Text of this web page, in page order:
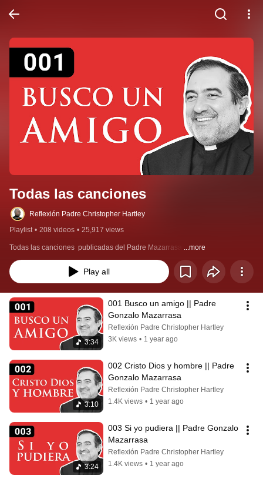
Todas las canciones
Reflexión Padre Christopher Hartley
Playlist • 208 videos • 25,917 views
Todas las canciones  publicadas del Padre Mazarrasa. ...more
Play all
3:34
001 Busco un amigo || Padre
Gonzalo Mazarrasa
Reflexión Padre Christopher Hartley
3K views • 1 year ago
3:10
002 Cristo Dios y hombre || Padre
Gonzalo Mazarrasa
Reflexión Padre Christopher Hartley
1.4K views • 1 year ago
3:24
003 Si yo pudiera || Padre Gonzalo
Mazarrasa
Reflexión Padre Christopher Hartley
1.4K views • 1 year ago